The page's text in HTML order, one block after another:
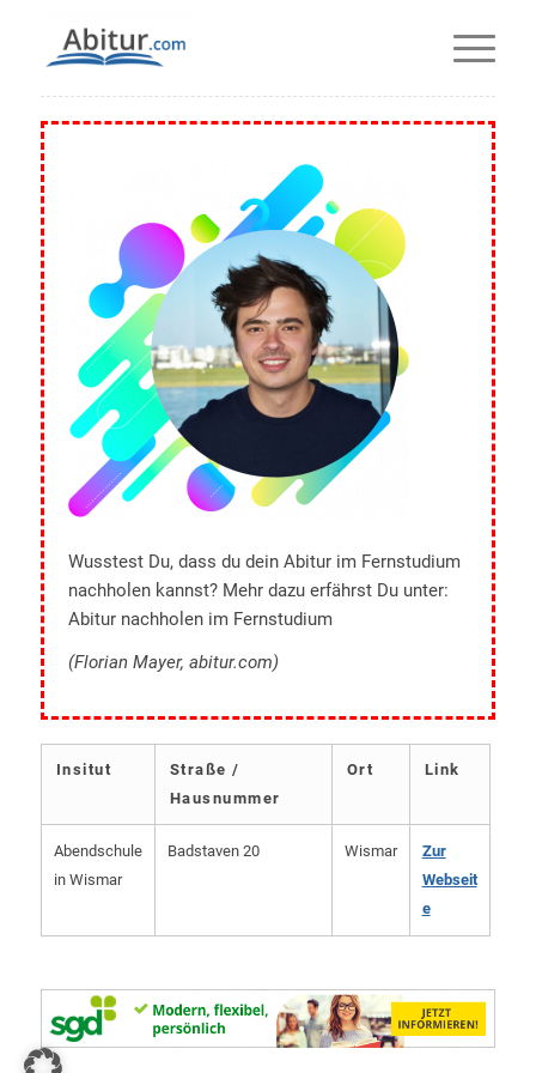
Insitut
Straße /
Hausnummer
Ort Link
Abendschule
in Wismar
Badstaven 20 Wismar
Zur
Webseit
e
Wusstest Du, dass du dein Abitur im Fernstudium
nachholen kannst? Mehr dazu erfährst Du unter:
Abitur nachholen im Fernstudium
(Florian Mayer, abitur.com)
🎓Dein Fernabi auf TikTok
Real Talk & Lern-Hacks